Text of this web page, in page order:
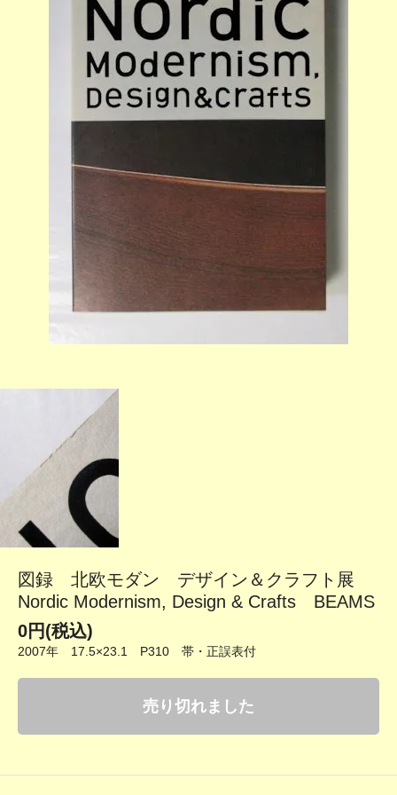
図録 北欧モダン デザイン＆クラフト展
Nordic Modernism, Design & Crafts BEAMS
0円(税込)
2007年 17.5×23.1 P310 帯・正誤表付
売り切れました